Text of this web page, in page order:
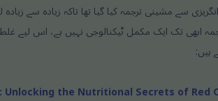
سے مشینی ترجمہ کیا گیا تھا تاکہ زیادہ سے
ابھی تک ایک مکمل ٹیکنالوجی نہیں ہے، اس لیے
ہیں:
Unlocking the Nutritional Secrets of Red